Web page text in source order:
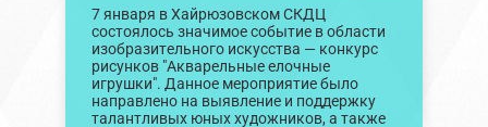
7 января в Хайрюзовском СКДЦ
состоялось значимое событие в области
изобразительного искусства — конкурс
рисунков "Акварельные елочные
игрушки". Данное мероприятие было
направлено на выявление и поддержку
талантливых юных художников, а также